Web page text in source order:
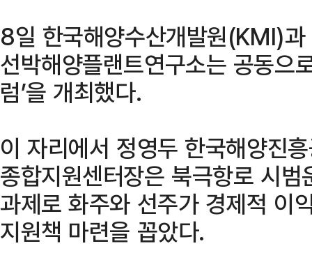
8일 한국해양수산개발원(KMI)
선박해양플랜트연구소는 공동으
럼’을 개최했다.
이 자리에서 정영두 한국해양진
종합지원센터장은 북극항로 시
과제로 화주와 선주가 경제적 이
지원책 마련을 꼽았다.